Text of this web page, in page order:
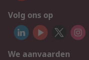
Volg ons op
We aanvaarden